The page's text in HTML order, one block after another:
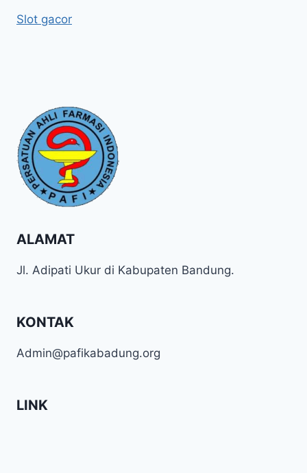
Slot gacor
ALAMAT
Jl. Adipati Ukur di Kabupaten Bandung.
KONTAK
Admin@pafikabadung.org
LINK